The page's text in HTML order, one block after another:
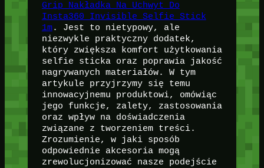
Grip Nakładka Na Uchwyt Do
Insta360 Invisible Selfie Stick
1m. Jest to nietypowy, ale
niezwykle praktyczny dodatek,
który zwiększa komfort użytkowania
selfie sticka oraz poprawia jakość
nagrywanych materiałów. W tym
artykule przyjrzymy się temu
innowacyjnemu produktowi, omówiąc
jego funkcje, zalety, zastosowania
oraz wpływ na doświadczenia
związane z tworzeniem treści.
Zrozumienie, w jaki sposób
odpowiednie akcesoria mogą
zrewolucjonizować nasze podejście